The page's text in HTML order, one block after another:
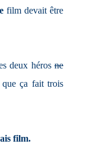
film devait être
deux héros ne
ça fait trois
film.